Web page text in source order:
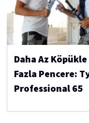
Daha Az Köpükle
Fazla Pencere:
Professional 65